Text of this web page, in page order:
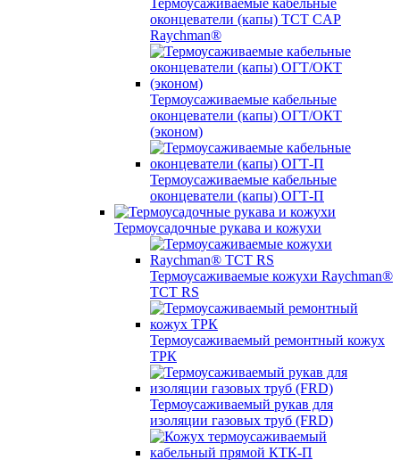
Термоусаживаемые кабельные
оконцеватели (капы) ТCT CAP
Raychman®
Термоусаживаемые кабельные
оконцеватели (капы) ОГТ/ОКТ
(эконом)
Термоусаживаемые кабельные
оконцеватели (капы) ОГТ-П
Термоусадочные рукава и кожухи
Термоусаживаемые кожухи Raychman®
TCT RS
Термоусаживаемый ремонтный кожух
ТРК
Термоусаживаемый рукав для
изоляции газовых труб (FRD)